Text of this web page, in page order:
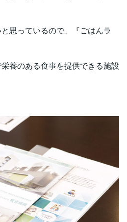
思っているので、『ごはんラ
養のある食事を提供できる施設